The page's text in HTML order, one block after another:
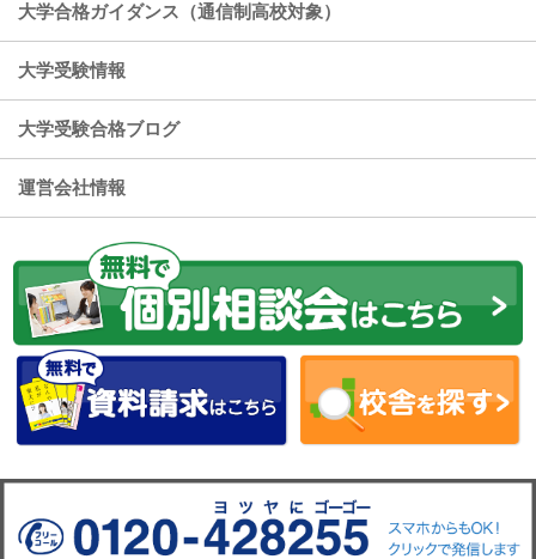
大学合格ガイダンス（通信制高校対象）
大学受験情報
大学受験合格ブログ
運営会社情報